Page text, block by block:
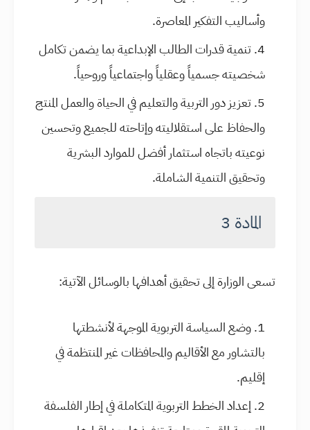
وأساليب التفكير المعاصرة.
تنمية قدرات الطالب الإبداعية بما يضمن تكامل
شخصيته جسمياً وعقلياً واجتماعياً وروحياً.
تعزيز دور التربية والتعليم في الحياة والعمل المنتج
والحفاظ على استقلاليته وإتاحته للجميع وتحسين
نوعيته باتجاه استثمار أفضل للموارد البشرية
وتحقيق التنمية الشاملة.
المادة 3
تسعى الوزارة إلى تحقيق أهدافها بالوسائل الآتية:
وضع السياسة التربوية الموجهة لأنشطتها
بالتشاور مع الأقاليم والمحافظات غير المنتظمة في
إقليم.
إعداد الخطط التربوية المتكاملة في إطار الفلسفة